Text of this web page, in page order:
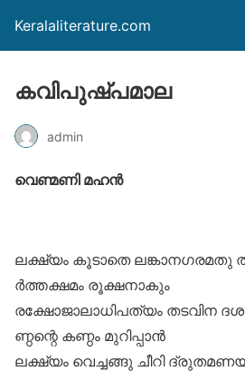
Keralaliterature.com
കവിപുഷ്പമാല
admin
വെണ്മണി മഹൻ
ലക്ഷ്യം കൂടാതെ ലങ്കാനഗരമതു
ർത്തക്ഷമം രൂക്ഷനാകും
രക്ഷോജാലാധിപത്യം തടവിന
ണ്ഠന്റെ കണ്ഠം മുറിപ്പാൻ
ലക്ഷ്യം വെച്ചങ്ങു ചീറി